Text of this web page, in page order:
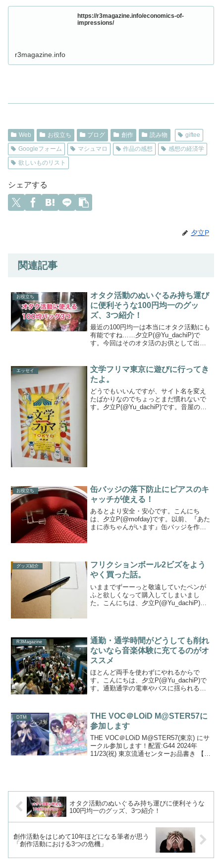
https://r3magazine.info/economics-of-
impressions/
r3magazine.info
Web お役立ち ブログ 創作 読み物
giftee
Googleフォーム
マシュマロ 作品の感想
感想の経済学
欲しいものリスト
シェアする
夕立P
関連記事
お役立ち
オタク活動のぬいぐるみ持ち運び
に便利そうな100円均一のグッ
ズ、3つ紹介！
最近の100円均一は本当にオタク活動にも
有能ですね……夕立P(@Yu_dachiP)で
す。今回はそのオタ活のお供として出歩
らかしたい！っていう人向けの便利グッ
ズを紹介し...
エッセイ
文学フリマ東京に遊びに行ってき
たよ。
どうでもいいんですが、サイト名を変え
たばかりなのでちょっとまだ慣れないで
す。夕立P(@Yu_dachiP)です。音屋の皆
お役立ち
缶バッジの落下防止にピアスのキ
ャッチが使える！
あるとより安全・安心です。こんにち
は、夕立P(@mofday)です。以前、『あた
まに赤ちゃんがいます』缶バッジを作り
グッズ紹介
フリクションボール2ビズをよう
やく買った話。
いままでずーーっと敬遠していたペンが
ふと欲しくなって購入してしまいまし
た。こんにちは、夕立P(@Yu_dachiP)で
R3Magazine
通勤・通学時間がどうしても削れ
ないなら音楽体験に充てるのがオ
ススメ
ほとんど両手を使わずにやれるからで
す。こんにちは、夕立P(@Yu_dachiP)で
す。通勤通学の電車やバスに揺られる移
現在は横浜の端から浅草までなが～～い
移動時間で毎日...
DTM
THE VOC＠LOiD M@STER57に
参加します
THE VOC＠LOiD M@STER57(東京) にサ
ークル参加します！配置:G44 2024年
11/23(祝) 東京流通センターお品書き 【新
オタク活動のぬいぐるみ持ち運びに便利そうな
100円均一のグッズ、3つ紹介！
創作活動をはじめて10年ほどになる筆者が思う
「創作活動における3つの危機」